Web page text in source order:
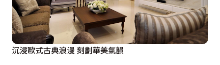
沉浸歐式古典浪漫 刻劃華美氣韻